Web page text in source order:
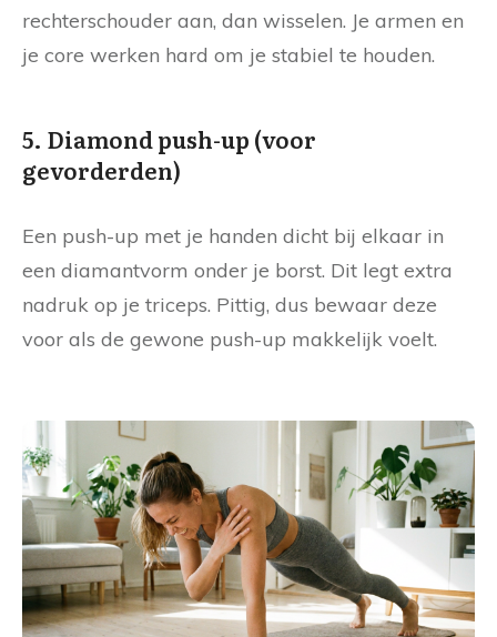
rechterschouder aan, dan wisselen. Je armen en
je core werken hard om je stabiel te houden.
5. Diamond push-up (voor
gevorderden)
Een push-up met je handen dicht bij elkaar in
een diamantvorm onder je borst. Dit legt extra
nadruk op je triceps. Pittig, dus bewaar deze
voor als de gewone push-up makkelijk voelt.